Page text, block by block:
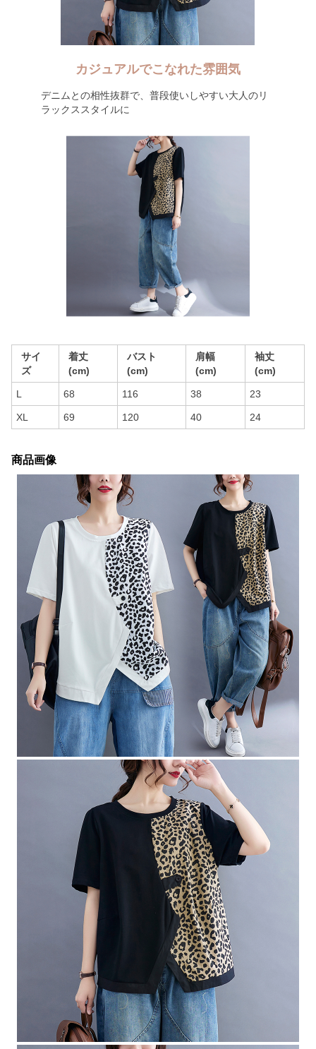
カジュアルでこなれた雰囲気
デニムとの相性抜群で、普段使いしやすい大人のリ
ラックススタイルに
サイ
ズ
着丈
(cm)
バスト
(cm)
肩幅
(cm)
袖丈
(cm)
L 68 116 38 23
XL 69 120 40 24
商品画像